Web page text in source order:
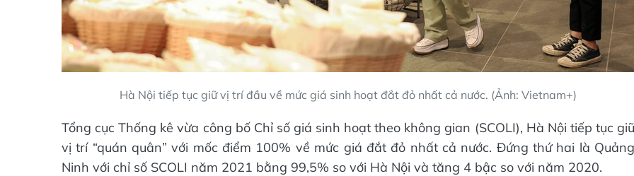
Hà Nội tiếp tục giữ vị trí đầu về mức giá sinh hoạt đắt đỏ nhất cả nước. (Ảnh: Vietnam+)
Tổng cục Thống kê vừa công bố Chỉ số giá sinh hoạt theo không gian (SCOLI), Hà Nội tiếp tục giữ
vị trí “quán quân” với mốc điểm 100% về mức giá đắt đỏ nhất cả nước. Đứng thứ hai là Quảng
Ninh với chỉ số SCOLI năm 2021 bằng 99,5% so với Hà Nội và tăng 4 bậc so với năm 2020.